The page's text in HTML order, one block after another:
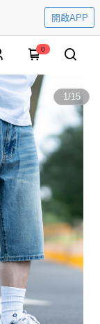
開啟APP
0
1/15